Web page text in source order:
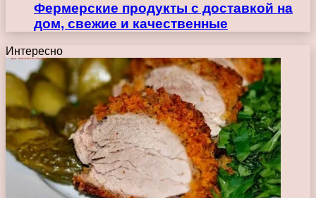
Фермерские продукты с доставкой на
дом, свежие и качественные
Интересно